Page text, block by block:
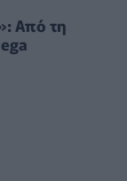
Από τη